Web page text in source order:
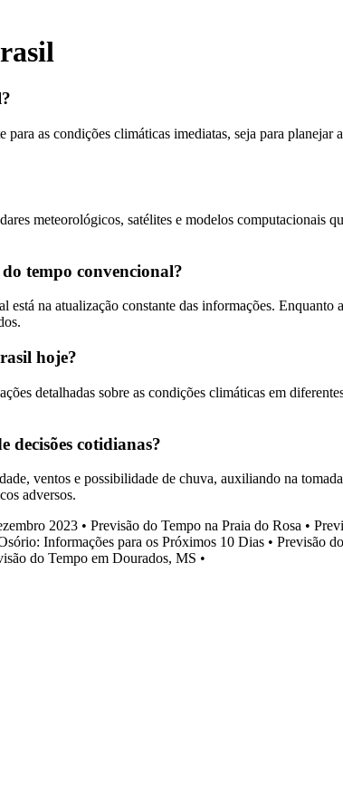
as condições climáticas imediatas, seja para
meteorológicos, satélites e modelos computacionais
tempo convencional?
na atualização constante das informações.
hoje?
detalhadas sobre as condições climáticas em
decisões cotidianas?
ventos e possibilidade de chuva, auxiliando na
adversos.
2023 • Previsão do Tempo na Praia do Rosa •
Informações para os Próximos 10 Dias • Previsão
do Tempo em Dourados, MS •